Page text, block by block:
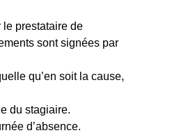
le prestataire de
sont signées par
qu’en soit la cause,
du stagiaire.
d’absence.